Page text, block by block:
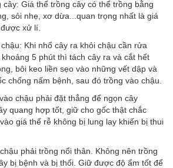
Giá thể trồng cây có thể trồng bằng
sỏi nhẹ, xơ dừa...quan trọng nhất là giá
xử lí.
Khi nhổ cây ra khỏi chậu cần rửa
5 phút thì tách cây ra và cắt hết
bôi keo liền sẹo vào những vết dập và
chống nấm bệnh, sau đó trồng vào chậu.
chậu phải đặt thẳng để ngọn cây
quang hợp tốt, giữ cho gốc thật chắc
giá thể rễ không bị lung lay khiến bị thui
phải trồng nổi thân. Không nên trồng
bị bệnh và bị thối. Giữ được độ ẩm tốt để